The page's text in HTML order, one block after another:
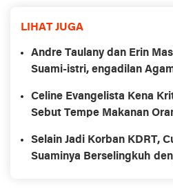
LIHAT JUGA
Andre Taulany dan Erin
Suami-istri, engadilan
Celine Evangelista Kena
Sebut Tempe Makanan
Selain Jadi Korban KDRT,
Suaminya Berselingkuh